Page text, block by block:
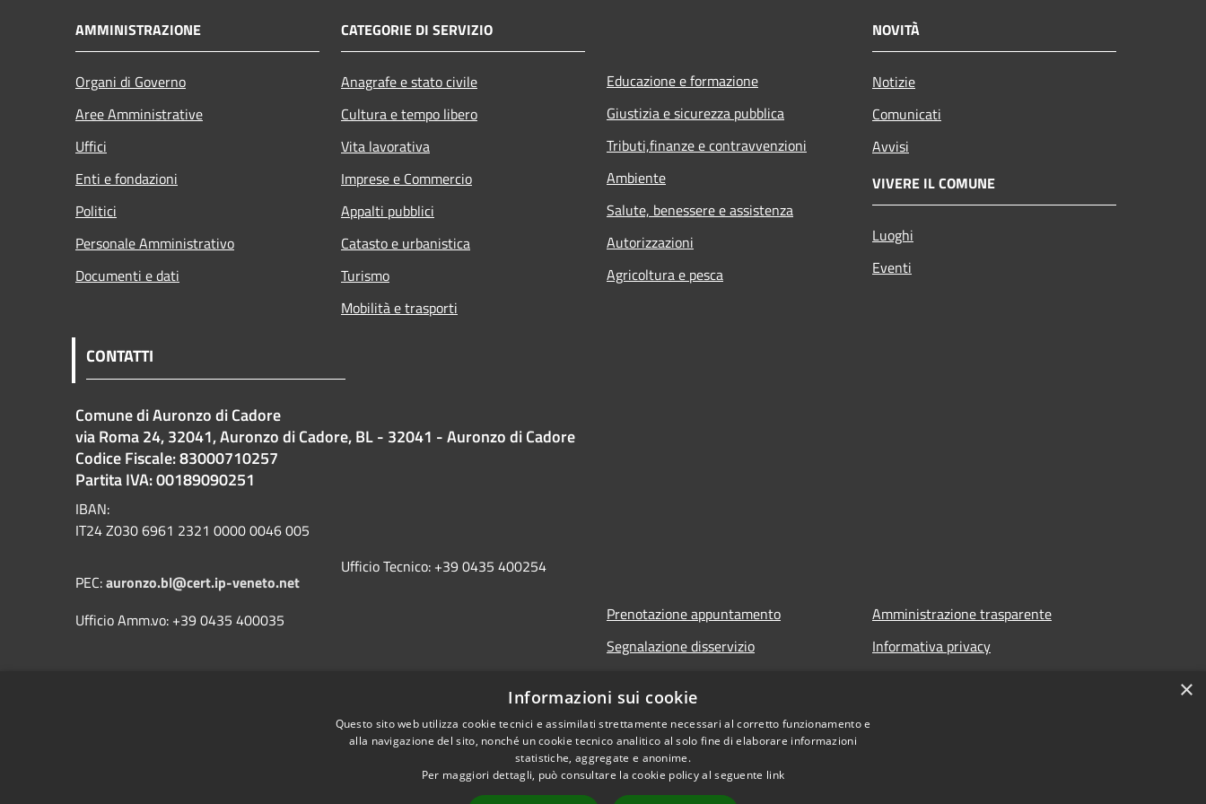
AMMINISTRAZIONE
Organi di Governo
Aree Amministrative
Uffici
Enti e fondazioni
Politici
Personale Amministrativo
Documenti e dati
CATEGORIE DI SERVIZIO
Anagrafe e stato civile
Cultura e tempo libero
Vita lavorativa
Imprese e Commercio
Appalti pubblici
Catasto e urbanistica
Turismo
Mobilità e trasporti
Educazione e formazione
Giustizia e sicurezza pubblica
Tributi,finanze e contravvenzioni
Ambiente
Salute, benessere e assistenza
Autorizzazioni
Agricoltura e pesca
NOVITÀ
Notizie
Comunicati
Avvisi
VIVERE IL COMUNE
Luoghi
Eventi
CONTATTI
Comune di Auronzo di Cadore
via Roma 24, 32041, Auronzo di Cadore, BL - 32041 - Auronzo di Cadore
Codice Fiscale: 83000710257
Partita IVA: 00189090251
IBAN:
IT24 Z030 6961 2321 0000 0046 005
PEC:auronzo.bl@cert.ip-veneto.net
Ufficio Amm.vo: +39 0435 400035
Ufficio Tecnico: +39 0435 400254
Prenotazione appuntamento
Segnalazione disservizio
Richiesta assistenza
Amministrazione trasparente
Informativa privacy
×
Informazioni sui cookie
Questo sito web utilizza cookie tecnici e assimilati strettamente necessari al corretto funzionamento e
alla navigazione del sito, nonché un cookie tecnico analitico al solo fine di elaborare informazioni
statistiche, aggregate e anonime.
Per maggiori dettagli, può consultare la cookie policy al seguente link